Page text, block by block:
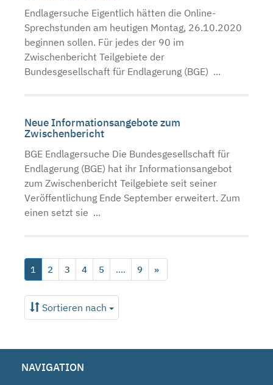
Endlagersuche Eigentlich hätten die Online-
Sprechstunden am heutigen Montag, 26.10.2020
beginnen sollen. Für jedes der 90 im
Zwischenbericht Teilgebiete der
Bundesgesellschaft für Endlagerung (BGE) ...
Neue Informationsangebote zum
Zwischenbericht
BGE Endlagersuche Die Bundesgesellschaft für
Endlagerung (BGE) hat ihr Informationsangebot
zum Zwischenbericht Teilgebiete seit seiner
Veröffentlichung Ende September erweitert. Zum
einen setzt sie ...
1 2 3 4 5 .... 9 »
Sortieren nach
NAVIGATION